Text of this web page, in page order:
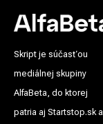
Skript je súčasťou
mediálnej skupiny
AlfaBeta, do ktorej
patria aj Startstop.sk a